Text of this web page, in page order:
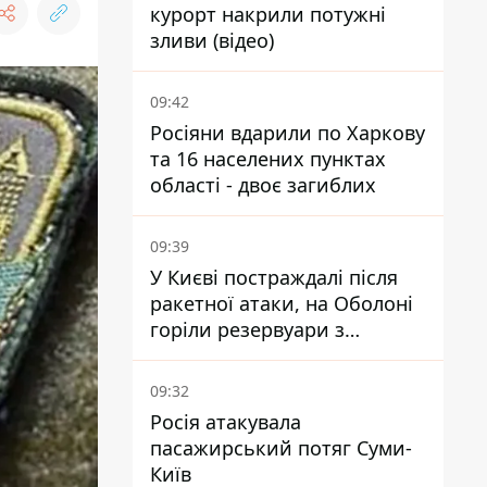
курорт накрили потужні
зливи (відео)
09:42
Росіяни вдарили по Харкову
та 16 населених пунктах
області - двоє загиблих
09:39
У Києві постраждалі після
ракетної атаки, на Оболоні
горіли резервуари з
паливом
09:32
Росія атакувала
пасажирський потяг Суми-
Київ